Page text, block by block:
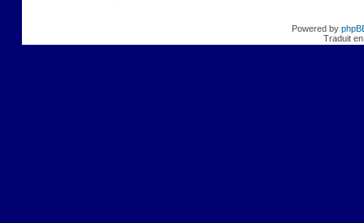
Powered by
Traduit